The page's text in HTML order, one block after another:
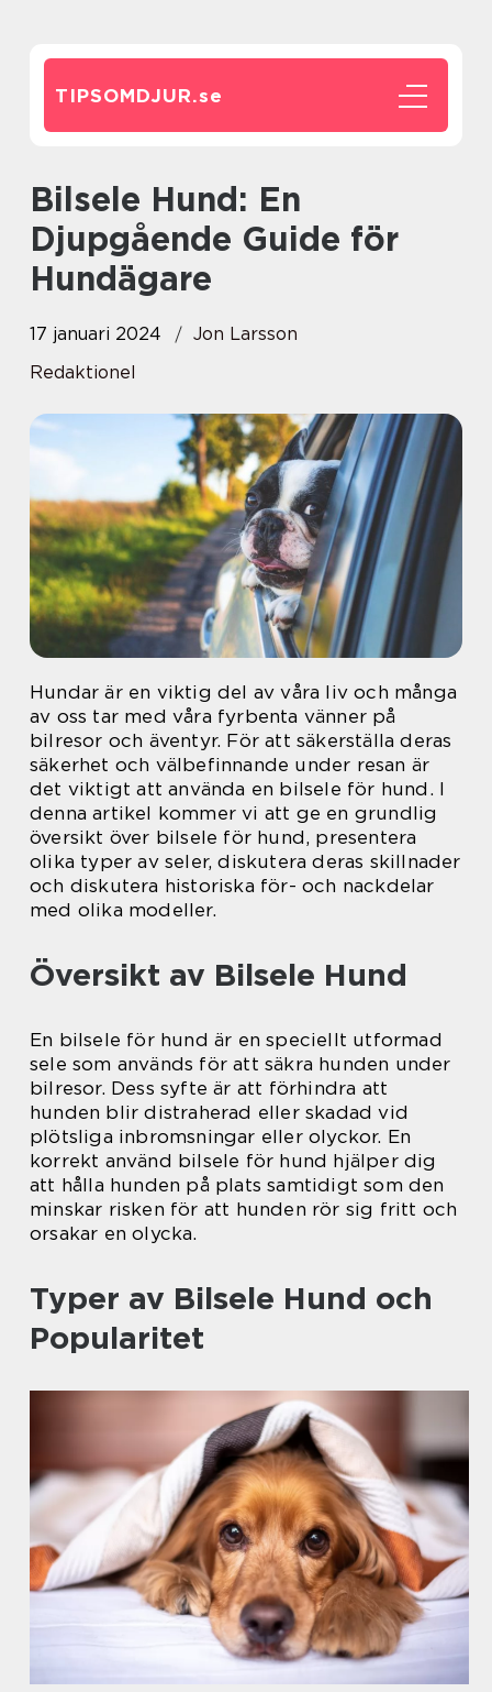
TIPSOMDJUR.se
Bilsele Hund: En
Djupgående Guide för
Hundägare
17 januari 2024
Jon Larsson
Redaktionel
Hundar är en viktig del av våra liv och många
av oss tar med våra fyrbenta vänner på
bilresor och äventyr. För att säkerställa deras
säkerhet och välbefinnande under resan är
det viktigt att använda en bilsele för hund. I
denna artikel kommer vi att ge en grundlig
översikt över bilsele för hund, presentera
olika typer av seler, diskutera deras skillnader
och diskutera historiska för- och nackdelar
med olika modeller.
Översikt av Bilsele Hund
En bilsele för hund är en speciellt utformad
sele som används för att säkra hunden under
bilresor. Dess syfte är att förhindra att
hunden blir distraherad eller skadad vid
plötsliga inbromsningar eller olyckor. En
korrekt använd bilsele för hund hjälper dig
att hålla hunden på plats samtidigt som den
minskar risken för att hunden rör sig fritt och
orsakar en olycka.
Typer av Bilsele Hund och
Popularitet